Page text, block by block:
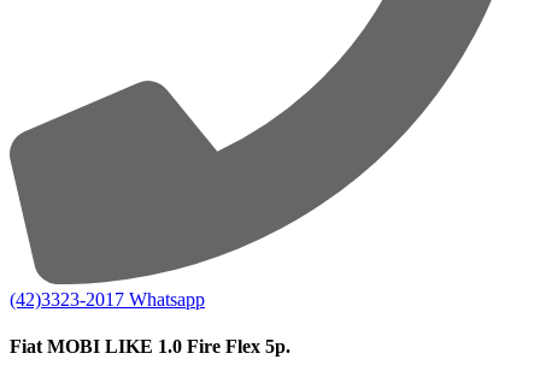
(42)3323-2017 Whatsapp
Fiat MOBI LIKE 1.0 Fire Flex 5p.